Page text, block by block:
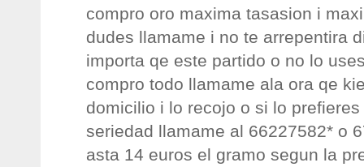
compro oro maxima tasasion i
dudes llamame i no te arrepentira
importa qe este partido o no lo
compro todo llamame ala ora qe
domicilio i lo recojo o si lo
seriedad llamame al 66227582* o
asta 14 euros el gramo segun la